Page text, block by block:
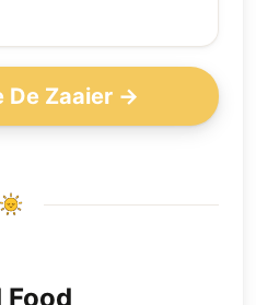
De Zaaier →